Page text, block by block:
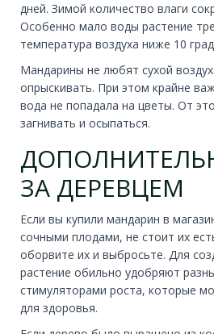
дней. Зимой количество влаги
Особенно мало воды растение
температура воздуха ниже 10
Мандарины не любят сухой
опрыскивать. При этом крайне
вода не попадала на цветы. От
загнивать и осыпаться.
ЗА ДЕРЕВЦЕМ
Если вы купили мандарин в
сочными плодами, не стоит их
оборвите их и выбросьте. Для
растение обильно удобряют
стимуляторами роста, которые
для здоровья.